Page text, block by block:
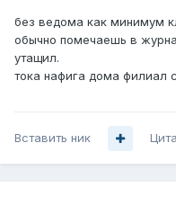
без ведома как минимум
обычно помечаешь в
утащил.
тока нафига дома филиал
Вставить ник